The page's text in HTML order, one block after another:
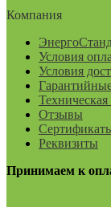
Компания
Условия
Условия
Отзывы
Реквизиты
Принимаем к